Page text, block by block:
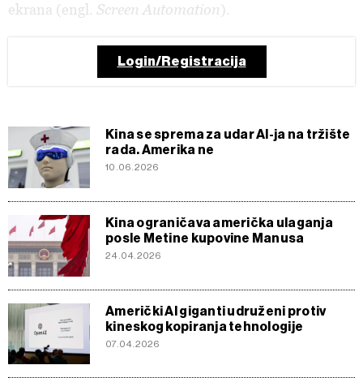
ekrana (engl. Screen Automation).
Login/Registracija
Kina se sprema za udar AI-ja na tržište
rada. Amerika ne
10.06.2026
Kina ograničava američka ulaganja
posle Metine kupovine Manusa
24.04.2026
Američki AI giganti udruženi protiv
kineskog kopiranja tehnologije
07.04.2026